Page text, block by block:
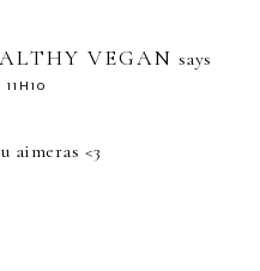
VEGAN says
aimeras <3